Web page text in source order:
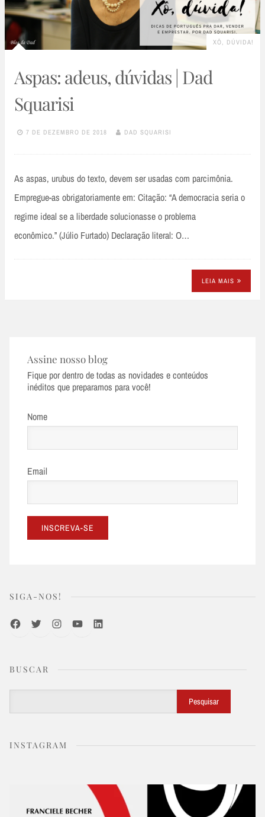
XÔ, DÚVIDA!
Aspas: adeus, dúvidas | Dad
Squarisi
7 DE DEZEMBRO DE 2018 DAD SQUARISI
As aspas, urubus do texto, devem ser usadas com parcimônia.
Empregue-as obrigatoriamente em: Citação: “A democracia seria o
regime ideal se a liberdade solucionasse o problema
econômico.” (Júlio Furtado) Declaração literal: O…
LEIA MAIS
Assine nosso blog
Fique por dentro de todas as novidades e conteúdos
inéditos que preparamos para você!
Nome
Email
SIGA-NOS!
FacebookTwitterInstagramYoutubeLinkedIn
BUSCAR
Pesquisar
INSTAGRAM